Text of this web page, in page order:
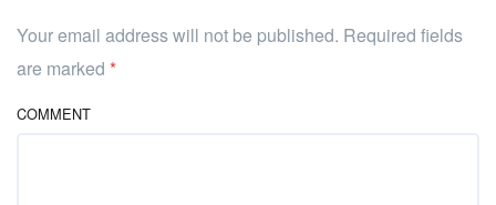
Your email address will not be published. Required fields
are marked *
COMMENT